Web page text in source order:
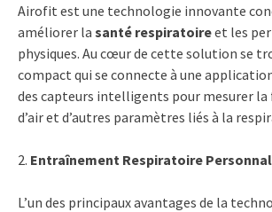
Airofit est une technologie innovante
améliorer la santé respiratoireet les
physiques. Au cœur de cette solution se
compact qui se connecte à une
des capteurs intelligents pour mesurer la
d’air et d’autres paramètres liés à la
2. Entraînement Respiratoire
L’un des principaux avantages de la